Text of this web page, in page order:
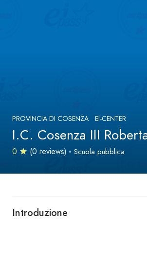
PROVINCIA DI COSENZA EI-CENTER
I.C. Cosenza III
0 (0 reviews) Scuola pubblica
Introduzione